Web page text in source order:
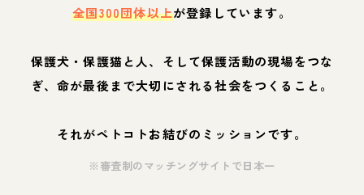
全国300団体以上が登録しています。
保護犬・保護猫と人、そして保護活動の現場をつな
ぎ、命が最後まで大切にされる社会をつくること。
それがペトコトお結びのミッションです。
※審査制のマッチングサイトで日本一